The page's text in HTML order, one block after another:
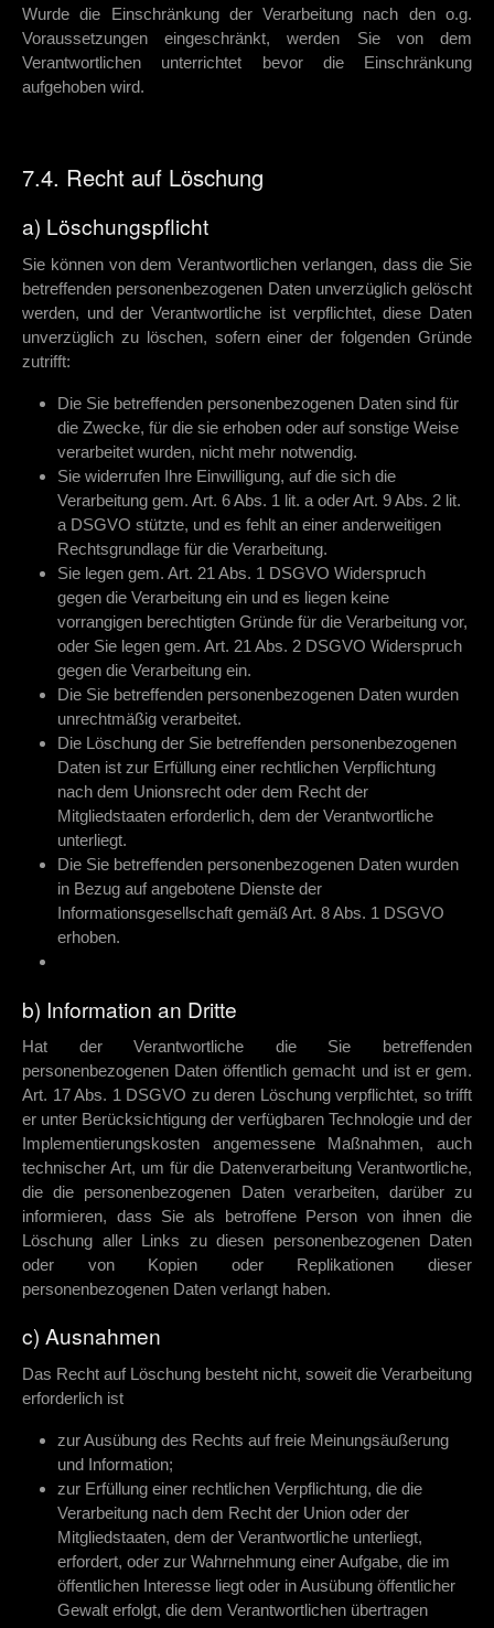
Wurde die Einschränkung der Verarbeitung nach den o.g.
Voraussetzungen eingeschränkt, werden Sie von dem
Verantwortlichen unterrichtet bevor die Einschränkung
aufgehoben wird.
7.4. Recht auf Löschung
a) Löschungspflicht
Sie können von dem Verantwortlichen verlangen, dass die Sie
betreffenden personenbezogenen Daten unverzüglich gelöscht
werden, und der Verantwortliche ist verpflichtet, diese Daten
unverzüglich zu löschen, sofern einer der folgenden Gründe
zutrifft:
Die Sie betreffenden personenbezogenen Daten sind für
die Zwecke, für die sie erhoben oder auf sonstige Weise
verarbeitet wurden, nicht mehr notwendig.
Sie widerrufen Ihre Einwilligung, auf die sich die
Verarbeitung gem. Art. 6 Abs. 1 lit. a oder Art. 9 Abs. 2 lit.
a DSGVO stützte, und es fehlt an einer anderweitigen
Rechtsgrundlage für die Verarbeitung.
Sie legen gem. Art. 21 Abs. 1 DSGVO Widerspruch
gegen die Verarbeitung ein und es liegen keine
vorrangigen berechtigten Gründe für die Verarbeitung vor,
oder Sie legen gem. Art. 21 Abs. 2 DSGVO Widerspruch
gegen die Verarbeitung ein.
Die Sie betreffenden personenbezogenen Daten wurden
unrechtmäßig verarbeitet.
Die Löschung der Sie betreffenden personenbezogenen
Daten ist zur Erfüllung einer rechtlichen Verpflichtung
nach dem Unionsrecht oder dem Recht der
Mitgliedstaaten erforderlich, dem der Verantwortliche
unterliegt.
Die Sie betreffenden personenbezogenen Daten wurden
in Bezug auf angebotene Dienste der
Informationsgesellschaft gemäß Art. 8 Abs. 1 DSGVO
erhoben.
b) Information an Dritte
Hat der Verantwortliche die Sie betreffenden
personenbezogenen Daten öffentlich gemacht und ist er gem.
Art. 17 Abs. 1 DSGVO zu deren Löschung verpflichtet, so trifft
er unter Berücksichtigung der verfügbaren Technologie und der
Implementierungskosten angemessene Maßnahmen, auch
technischer Art, um für die Datenverarbeitung Verantwortliche,
die die personenbezogenen Daten verarbeiten, darüber zu
informieren, dass Sie als betroffene Person von ihnen die
Löschung aller Links zu diesen personenbezogenen Daten
oder von Kopien oder Replikationen dieser
personenbezogenen Daten verlangt haben.
c) Ausnahmen
Das Recht auf Löschung besteht nicht, soweit die Verarbeitung
erforderlich ist
zur Ausübung des Rechts auf freie Meinungsäußerung
und Information;
zur Erfüllung einer rechtlichen Verpflichtung, die die
Verarbeitung nach dem Recht der Union oder der
Mitgliedstaaten, dem der Verantwortliche unterliegt,
erfordert, oder zur Wahrnehmung einer Aufgabe, die im
öffentlichen Interesse liegt oder in Ausübung öffentlicher
Gewalt erfolgt, die dem Verantwortlichen übertragen